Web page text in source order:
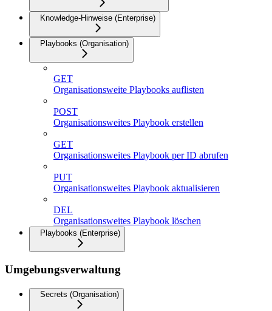
Knowledge-Hinweise (Enterprise)
Playbooks (Organisation)
GET
Organisationsweite Playbooks auflisten
POST
Organisationsweites Playbook erstellen
GET
Organisationsweites Playbook per ID abrufen
PUT
Organisationsweites Playbook aktualisieren
DEL
Organisationsweites Playbook löschen
Playbooks (Enterprise)
Umgebungsverwaltung
Secrets (Organisation)